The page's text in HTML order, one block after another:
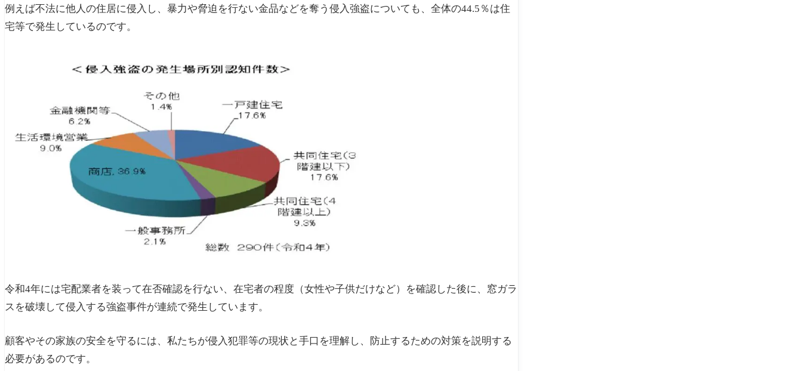
例えば不法に他人の住居に侵入し、暴力や脅迫を行ない金品などを奪う侵入強盗についても、全体の44.5％は住
宅等で発生しているのです。
令和4年には宅配業者を装って在否確認を行ない、在宅者の程度（女性や子供だけなど）を確認した後に、窓ガラ
スを破壊して侵入する強盗事件が連続で発生しています。
顧客やその家族の安全を守るには、私たちが侵入犯罪等の現状と手口を理解し、防止するための対策を説明する
必要があるのです。